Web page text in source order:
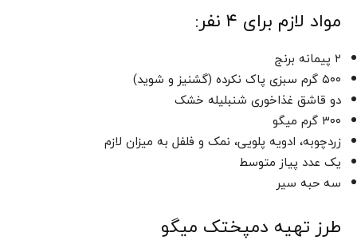
مواد لازم برای ۴ نفر:
۲ پیمانه برنج
۵۰۰ گرم سبزی پاک نکرده (گشنیز و شوید)
دو قاشق غذاخوری شنبلیله خشک
۳۰۰ گرم میگو
زردچوبه، ادویه پلویی، نمک و فلفل به میزان لازم
یک عدد پیاز متوسط
سه حبه سیر
طرز تهیه دمپختک میگو